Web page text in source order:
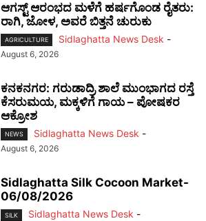
ಆಗಸ್ಟ್ ಆರಂಭದ ಮಳೆಗೆ ಹರ್ಷಗೊಂಡ ರೈತರು:
ರಾಗಿ, ಜೋಳ, ಅವರೆ ಬಿತ್ತನೆ ಚುರುಕು
AGRICULTURE Sidlaghatta News Desk -
August 6, 2026
ಕನಕನಗರ: ಗರುಡಾದ್ರಿ ಶಾಲೆ ಮುಂಭಾಗದ ರಸ್ತೆ
ಕೆಸರುಮಯ, ಮಕ್ಕಳಿಗೆ ಗಾಯ – ಪೋಷಕರ
ಆಕ್ರೋಶ
NEWS Sidlaghatta News Desk -
August 6, 2026
Sidlaghatta Silk Cocoon Market-
06/08/2026
SILK Sidlaghatta News Desk -